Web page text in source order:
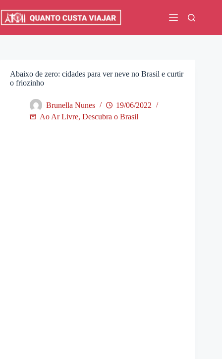
para
Abaixo de zero: cidades para ver neve no Brasil e curtir
o friozinho
Brunella Nunes
19/06/2022
Ao Ar Livre, Descubra o Brasil